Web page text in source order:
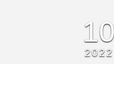
2022